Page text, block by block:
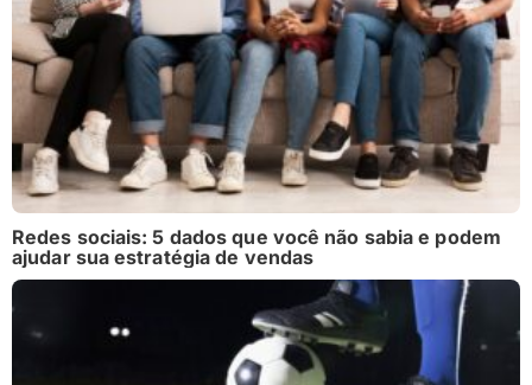
Redes sociais: 5 dados que você não sabia e podem
ajudar sua estratégia de vendas